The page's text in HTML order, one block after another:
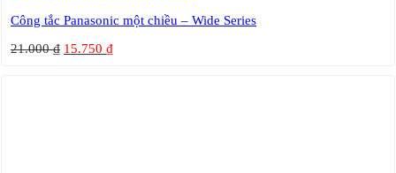
Công tắc Panasonic một chiều – Wide Series
21.000₫ 15.750 ₫